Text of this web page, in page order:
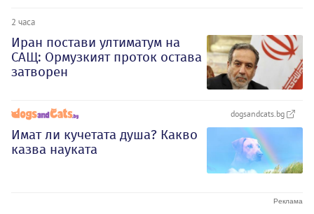
2 часа
Иран постави ултиматум на
САЩ: Ормузкият проток остава
затворен
dogsandcats.bg
Имат ли кучетата душа? Какво
казва науката